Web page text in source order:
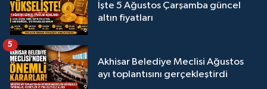
İşte 5 Ağustos Çarşamba güncel
altın fiyatları
Akhisar Belediye Meclisi Ağustos
ayı toplantısını gerçekleştirdi
5